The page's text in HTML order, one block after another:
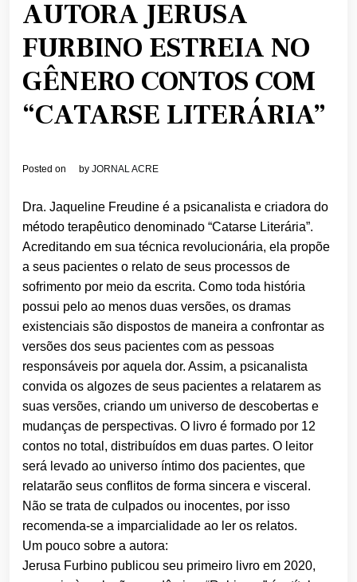
AUTORA JERUSA
FURBINO ESTREIA NO
GÊNERO CONTOS COM
“CATARSE LITERÁRIA”
Posted on by JORNAL ACRE
Dra. Jaqueline Freudine é a psicanalista e criadora do
método terapêutico denominado “Catarse Literária”.
Acreditando em sua técnica revolucionária, ela propõe
a seus pacientes o relato de seus processos de
sofrimento por meio da escrita. Como toda história
possui pelo ao menos duas versões, os dramas
existenciais são dispostos de maneira a confrontar as
versões dos seus pacientes com as pessoas
responsáveis por aquela dor. Assim, a psicanalista
convida os algozes de seus pacientes a relatarem as
suas versões, criando um universo de descobertas e
mudanças de perspectivas. O livro é formado por 12
contos no total, distribuídos em duas partes. O leitor
será levado ao universo íntimo dos pacientes, que
relatarão seus conflitos de forma sincera e visceral.
Não se trata de culpados ou inocentes, por isso
recomenda-se a imparcialidade ao ler os relatos.
Um pouco sobre a autora:
Jerusa Furbino publicou seu primeiro livro em 2020,